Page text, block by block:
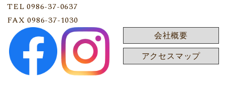
TEL 0986-37-0637
FAX 0986-37-1030
会社概要
アクセスマップ